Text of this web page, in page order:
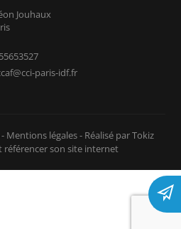
Jouhaux
paris-idf.fr
Mentions légales- Réalisé par Tokiz
référencer son site internet